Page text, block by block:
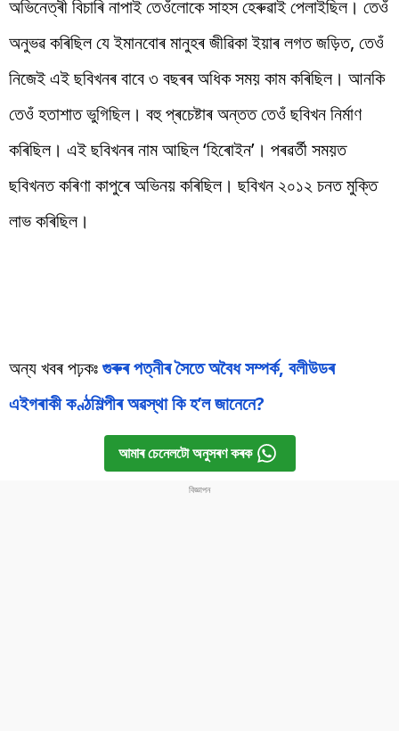
অভিনেত্ৰী বিচাৰি নাপাই তেওঁলোকে সাহস হেৰুৱাই পেলাইছিল। তেওঁ
অনুভৱ কৰিছিল যে ইমানবোৰ মানুহৰ জীৱিকা ইয়াৰ লগত জড়িত, তেওঁ
নিজেই এই ছবিখনৰ বাবে ৩ বছৰৰ অধিক সময় কাম কৰিছিল। আনকি
তেওঁ হতাশাত ভুগিছিল। বহু প্ৰচেষ্টাৰ অন্তত তেওঁ ছবিখন নিৰ্মাণ
কৰিছিল। এই ছবিখনৰ নাম আছিল ‘হিৰোইন’। পৰৱৰ্তী সময়ত
ছবিখনত কৰিণা কাপুৰে অভিনয় কৰিছিল। ছবিখন ২০১২ চনত মুক্তি
লাভ কৰিছিল।
অন্য খবৰ পঢ়কঃগুৰুৰ পত্নীৰ সৈতে অবৈধ সম্পৰ্ক, বলীউডৰ
এইগৰাকী কণ্ঠশিল্পীৰ অৱস্থা কি হ’ল জানেনে?
আমাৰ চেনেলটো অনুসৰণ কৰক